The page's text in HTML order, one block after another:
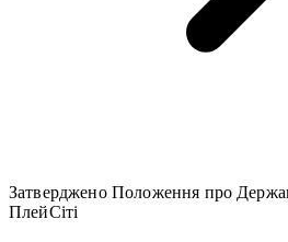
Затверджено Положення про
ПлейСіті